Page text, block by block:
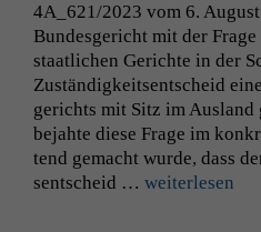
4A_621/2023 vom 6.
Bun­des­gericht mit der Frage
staatlichen Gerichte in der
Zuständigkeit­sentscheid
gerichts mit Sitz im Aus­land
bejahte diese Frage im
tend gemacht wurde, dass
sentscheid … weit­er­lesen